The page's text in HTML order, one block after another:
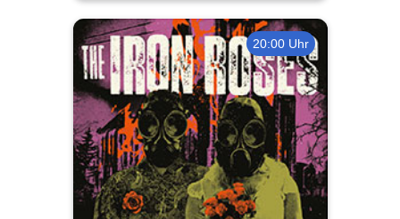
20:00 Uhr